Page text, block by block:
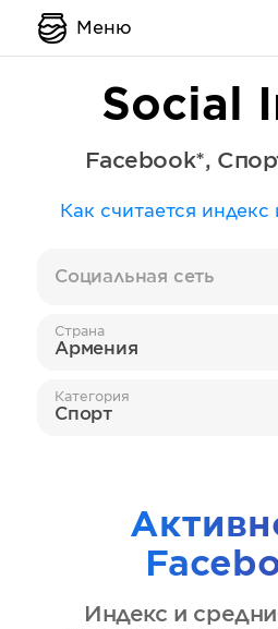
Меню
Social
Facebook*,
Как считается индекс
Социальная сеть
Страна
Армения
Категория
Спорт
Индекс и